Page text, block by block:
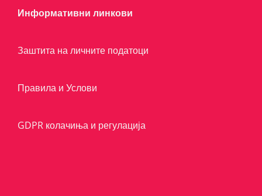
Информативни линкови
Заштита на личните податоци
Правила и Услови
GDPR колачиња и регулација